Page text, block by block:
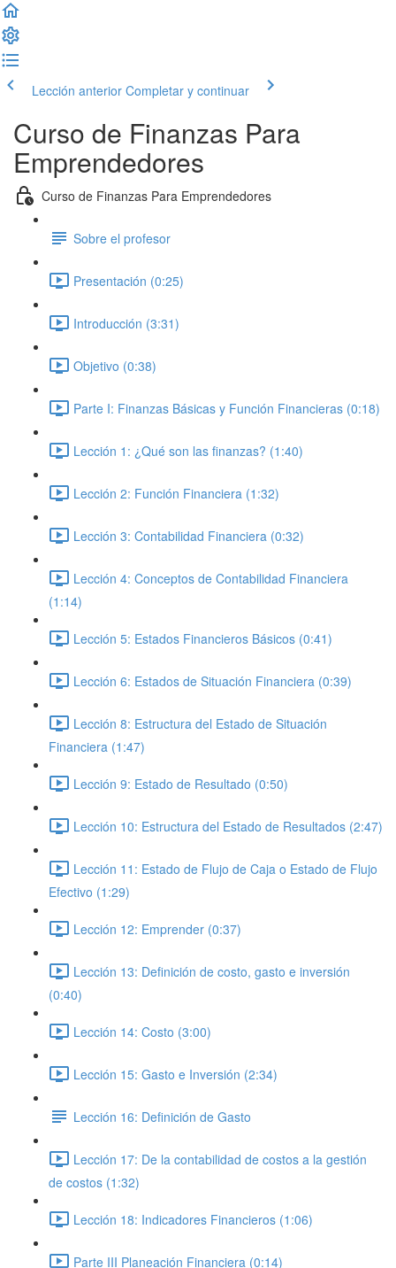
Lección anterior Completar y continuar
Curso de Finanzas Para
Emprendedores
Curso de Finanzas Para Emprendedores
Sobre el profesor
Presentación (0:25)
Introducción (3:31)
Objetivo (0:38)
Parte I: Finanzas Básicas y Función Financieras (0:18)
Lección 1: ¿Qué son las finanzas? (1:40)
Lección 2: Función Financiera (1:32)
Lección 3: Contabilidad Financiera (0:32)
Lección 4: Conceptos de Contabilidad Financiera
(1:14)
Lección 5: Estados Financieros Básicos (0:41)
Lección 6: Estados de Situación Financiera (0:39)
Lección 8: Estructura del Estado de Situación
Financiera (1:47)
Lección 9: Estado de Resultado (0:50)
Lección 10: Estructura del Estado de Resultados (2:47)
Lección 11: Estado de Flujo de Caja o Estado de Flujo
Efectivo (1:29)
Lección 12: Emprender (0:37)
Lección 13: Definición de costo, gasto e inversión
(0:40)
Lección 14: Costo (3:00)
Lección 15: Gasto e Inversión (2:34)
Lección 16: Definición de Gasto
Lección 17: De la contabilidad de costos a la gestión
de costos (1:32)
Lección 18: Indicadores Financieros (1:06)
Parte III Planeación Financiera (0:14)